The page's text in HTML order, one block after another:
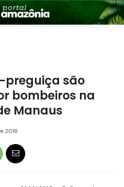
preguiça são
bombeiros na
Manaus
2016